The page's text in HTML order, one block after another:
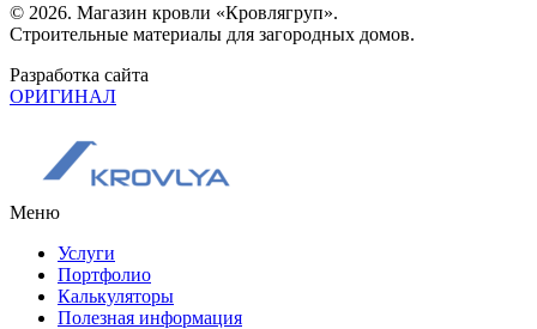
© 2026. Магазин кровли «Кровлягруп».
Строительные материалы для загородных домов.
Разработка сайта
ОРИГИНАЛ
Меню
Услуги
Портфолио
Калькуляторы
Полезная информация